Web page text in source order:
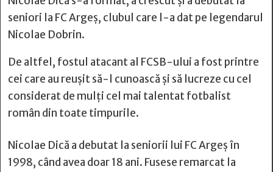
seniori la FC Argeș, clubul care l-a dat pe legendarul
Nicolae Dobrin.
De altfel, fostul atacant al FCSB-ului a fost printre
cei care au reușit să-l cunoască și să lucreze cu cel
considerat de mulți cel mai talentat fotbalist
român din toate timpurile.
Nicolae Dică a debutat la seniorii lui FC Argeș în
1998, când avea doar 18 ani. Fusese remarcat la